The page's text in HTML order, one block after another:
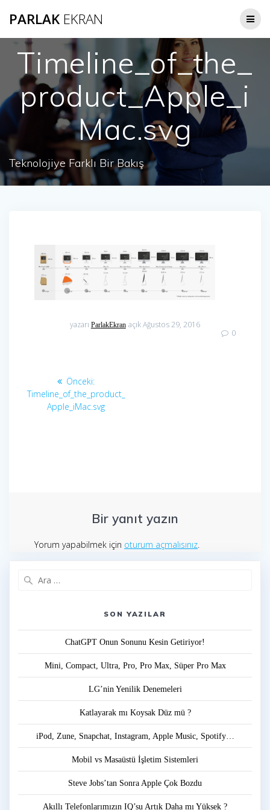
PARLAK EKRAN
Timeline_of_the_
product_Apple_i
Mac.svg
Teknolojiye Farklı Bir Bakış
yazarı ParlakEkran açık Ağustos 29, 2016
0
gezinmesi
Önceki:Önceki
yazı:
Timeline_of_the_product_
Apple_iMac.svg
Bir yanıt yazın
Yorum yapabilmek için oturum açmalısınız.
SON YAZILAR
ChatGPT Onun Sonunu Kesin Getiriyor!
Mini, Compact, Ultra, Pro, Pro Max, Süper Pro Max
LG’nin Yenilik Denemeleri
Katlayarak mı Koysak Düz mü ?
iPod, Zune, Snapchat, Instagram, Apple Music, Spotify…
Mobil vs Masaüstü İşletim Sistemleri
Steve Jobs’tan Sonra Apple Çok Bozdu
Akıllı Telefonlarımızın IQ’su Artık Daha mı Yüksek ?